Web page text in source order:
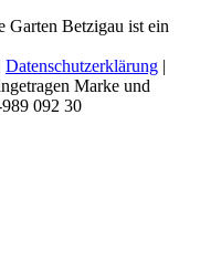
Betzigau ist ein
Datenschutzerklärung |
Marke und
092 30